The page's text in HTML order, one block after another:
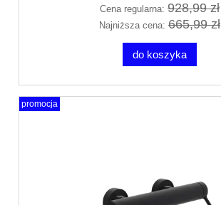
Cena regularna: 928,99 zł
Najniższa cena: 665,99 zł
do koszyka
promocja